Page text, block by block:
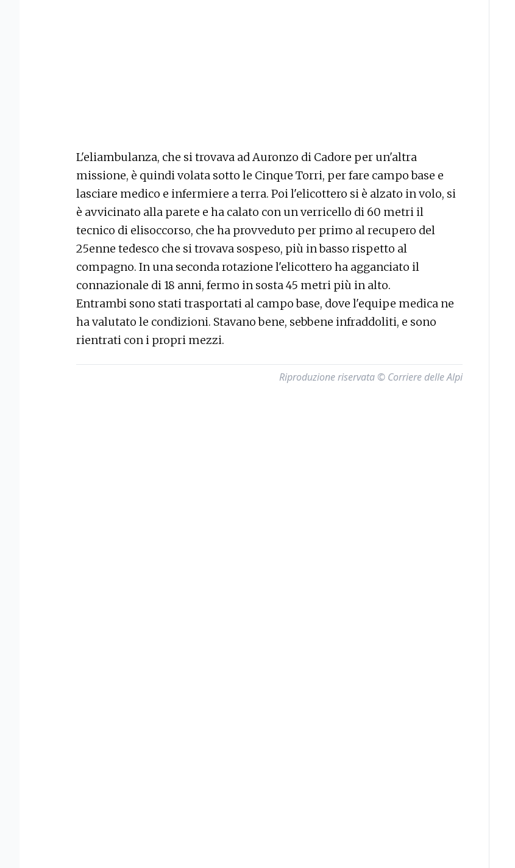
L'eliambulanza, che si trovava ad Auronzo di Cadore per un'altra
missione, è quindi volata sotto le Cinque Torri, per fare campo base e
lasciare medico e infermiere a terra. Poi l'elicottero si è alzato in volo, si
è avvicinato alla parete e ha calato con un verricello di 60 metri il
tecnico di elisoccorso, che ha provveduto per primo al recupero del
25enne tedesco che si trovava sospeso, più in basso rispetto al
compagno. In una seconda rotazione l'elicottero ha agganciato il
connazionale di 18 anni, fermo in sosta 45 metri più in alto.
Entrambi sono stati trasportati al campo base, dove l'equipe medica ne
ha valutato le condizioni. Stavano bene, sebbene infraddoliti, e sono
rientrati con i propri mezzi.
Riproduzione riservata © Corriere delle Alpi